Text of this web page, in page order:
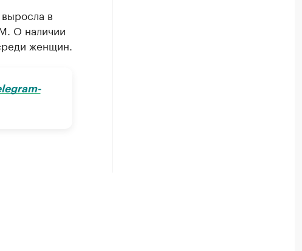
в
О наличии
женщин.